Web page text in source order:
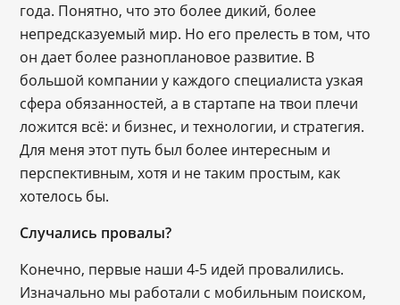
года. Понятно, что это более дикий, более
непредсказуемый мир. Но его прелесть в том, что
он дает более разноплановое развитие. В
большой компании у каждого специалиста узкая
сфера обязанностей, а в стартапе на твои плечи
ложится всё: и бизнес, и технологии, и стратегия.
Для меня этот путь был более интересным и
перспективным, хотя и не таким простым, как
хотелось бы.
Случались провалы?
Конечно, первые наши 4-5 идей провалились.
Изначально мы работали с мобильным поиском,